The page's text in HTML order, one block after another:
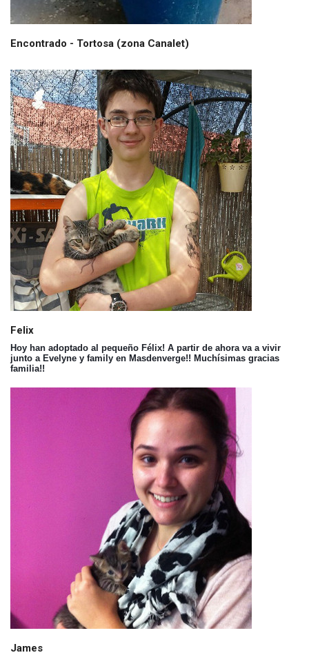
Encontrado - Tortosa (zona Canalet)
Felix
Hoy han adoptado al pequeño Félix! A partir de ahora va a vivir
junto a Evelyne y family en Masdenverge!! Muchísimas gracias
familia!!
James